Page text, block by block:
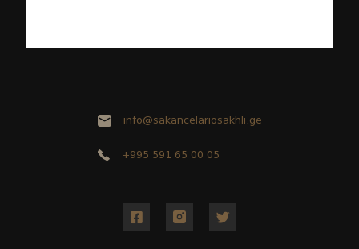
info@sakancelariosakhli.ge
+995 591 65 00 05